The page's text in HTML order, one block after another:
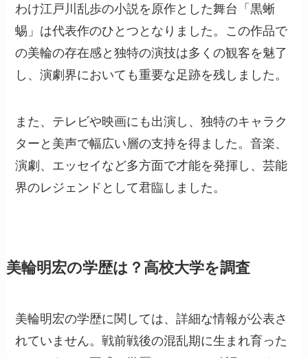
わけ江戸川乱歩の小説を原作とした舞台「黒蜥
蜴」は代表作のひとつとなりました。この作品で
の美輪の存在感と独特の演技は多くの観客を魅了
し、演劇界においても重要な足跡を残しました。
また、テレビや映画にも出演し、独特のキャラク
ターと美声で幅広い層の支持を得ました。音楽、
演劇、エッセイなど多方面で才能を発揮し、芸能
界のレジェンドとして君臨しました。
美輪明宏の学歴は？高校大学を調査
美輪明宏の学歴に関しては、詳細な情報が公表さ
れていません。戦前戦後の混乱期に生まれ育った